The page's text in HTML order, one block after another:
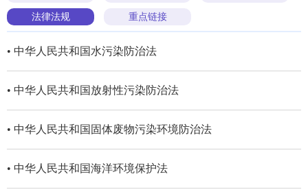
法律法规 重点链接
• 中华人民共和国水污染防治法
• 中华人民共和国放射性污染防治法
• 中华人民共和国固体废物污染环境防治法
• 中华人民共和国海洋环境保护法